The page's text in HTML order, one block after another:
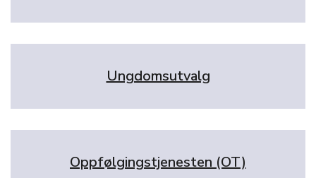
Ungdomsutvalg
Oppfølgingstjenesten (OT)